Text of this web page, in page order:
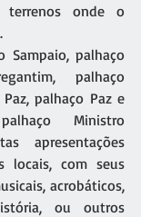
terrenos onde o
palhaço
palhaço Paz e
Ministro
apresentações
locais, com seus
acrobáticos,
ou outros